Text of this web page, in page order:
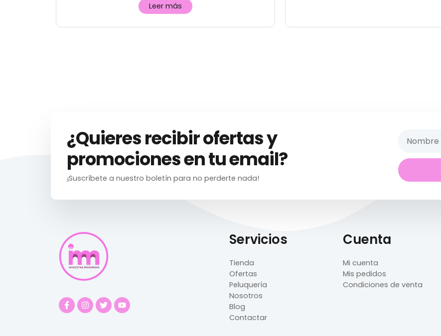
Leer más
¿Quieres recibir ofertas y
promociones en tu email?
¡Suscríbete a nuestro boletín para no perderte nada!
Servicios
Tienda
Ofertas
Peluquería
Nosotros
Blog
Contactar
Cuenta
Mi cuenta
Mis pedidos
Condiciones de venta